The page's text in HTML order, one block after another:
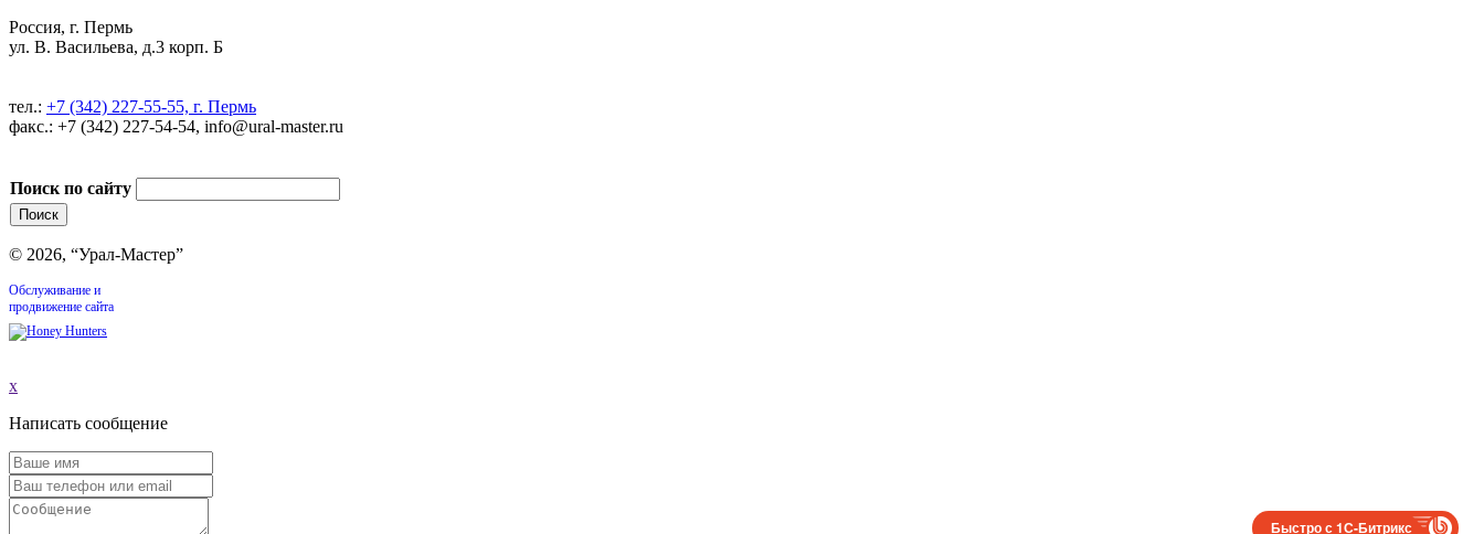
Россия, г. Пермь
ул. В. Васильева, д.3 корп. Б
тел.: +7 (342) 227-55-55, г. Пермь
факс.: +7 (342) 227-54-54, info@ural-master.ru
Поиск по сайту
© 2026, “Урал-Мастер”
Обслуживание и
продвижение сайта
x
Написать сообщение
Быстро с 1С-Битрикс